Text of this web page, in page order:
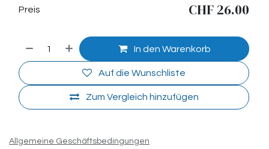
In den Warenkorb
Zum Vergleich hinzufügen
Auf die Wunschliste
Preis CHF 26.00
Allgemeine Geschäftsbedingungen